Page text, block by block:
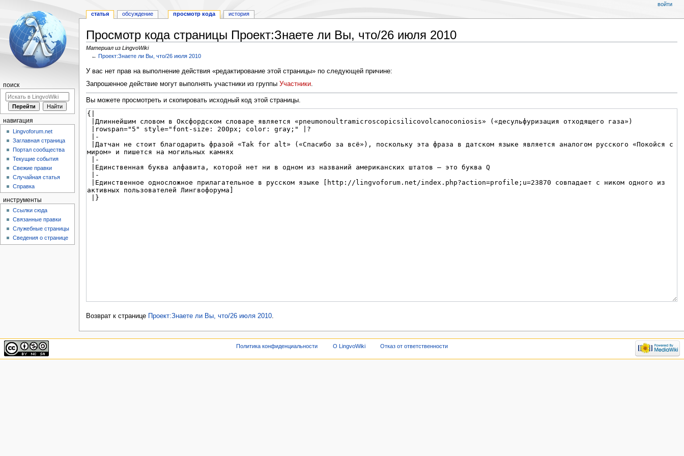
Просмотр кода страницы Проект:Знаете ли Вы, что/26 июля 2010
Материал из LingvoWiki
← Проект:Знаете ли Вы, что/26 июля 2010
Перейти
к
Перейти
к
У вас нет прав на выполнение действия «редактирование этой страницы» по следующей причине:
Запрошенное действие могут выполнять участники из группы Участники.
Вы можете просмотреть и скопировать исходный код этой страницы.
Возврат к странице Проект:Знаете ли Вы, что/26 июля 2010.
статья обсуждение просмотр кода история
войти
поиск
навигация
Lingvoforum.net
Заглавная страница
Портал сообщества
Текущие события
Свежие правки
Случайная статья
Справка
инструменты
Ссылки сюда
Связанные правки
Служебные страницы
Сведения о странице
Политика конфиденциальности О LingvoWiki Отказ от ответственности